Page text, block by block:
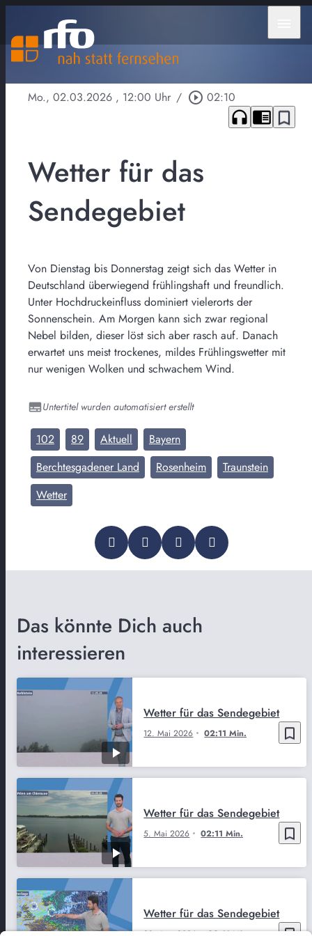
Mo., 02.03.2026 , 12:00 Uhr / play_circle_outline 02:10
headphones chrome_reader_mode bookmark_border
Wetter für das
Sendegebiet
Von Dienstag bis Donnerstag zeigt sich das Wetter in
Deutschland überwiegend frühlingshaft und freundlich.
Unter Hochdruckeinfluss dominiert vielerorts der
Sonnenschein. Am Morgen kann sich zwar regional
Nebel bilden, dieser löst sich aber rasch auf. Danach
erwartet uns meist trockenes, mildes Frühlingswetter mit
nur wenigen Wolken und schwachem Wind.
Untertitel wurden automatisiert erstellt
102 89 Aktuell
Bayern
Berchtesgadener Land
Rosenheim
Traunstein
Wetter
Das könnte Dich auch
interessieren
bookmark_border
12. Mai 2026 02:11 Min.
Wetter für das Sendegebiet
bookmark_border
5. Mai 2026 02:11 Min.
Wetter für das Sendegebiet
Wetter für das Sendegebiet